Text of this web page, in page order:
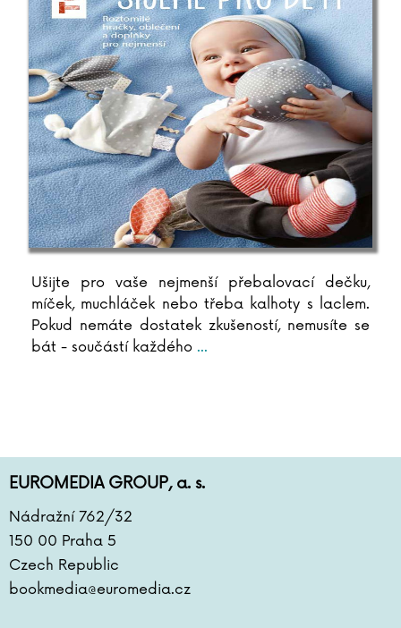
Ušijte pro vaše nejmenší přebalovací dečku,
míček, muchláček nebo třeba kalhoty s laclem.
Pokud nemáte dostatek zkušeností, nemusíte se
bát - součástí každého ...
EUROMEDIA GROUP, a. s.
Nádražní 762/32
150 00 Praha 5
Czech Republic
bookmedia@euromedia.cz